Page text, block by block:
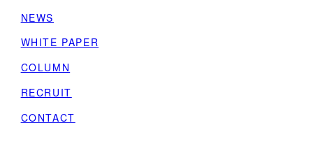
NEWS
WHITE PAPER
COLUMN
RECRUIT
CONTACT